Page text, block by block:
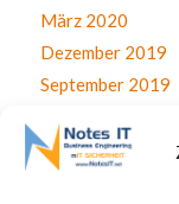
März 2020
Dezember 2019
September 2019
Juli 2019